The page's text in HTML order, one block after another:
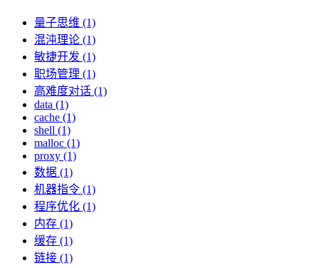
量子思维 (1)
混沌理论 (1)
敏捷开发 (1)
职场管理 (1)
高难度对话 (1)
data (1)
cache (1)
shell (1)
malloc (1)
proxy (1)
数据 (1)
机器指令 (1)
程序优化 (1)
内存 (1)
缓存 (1)
链接 (1)